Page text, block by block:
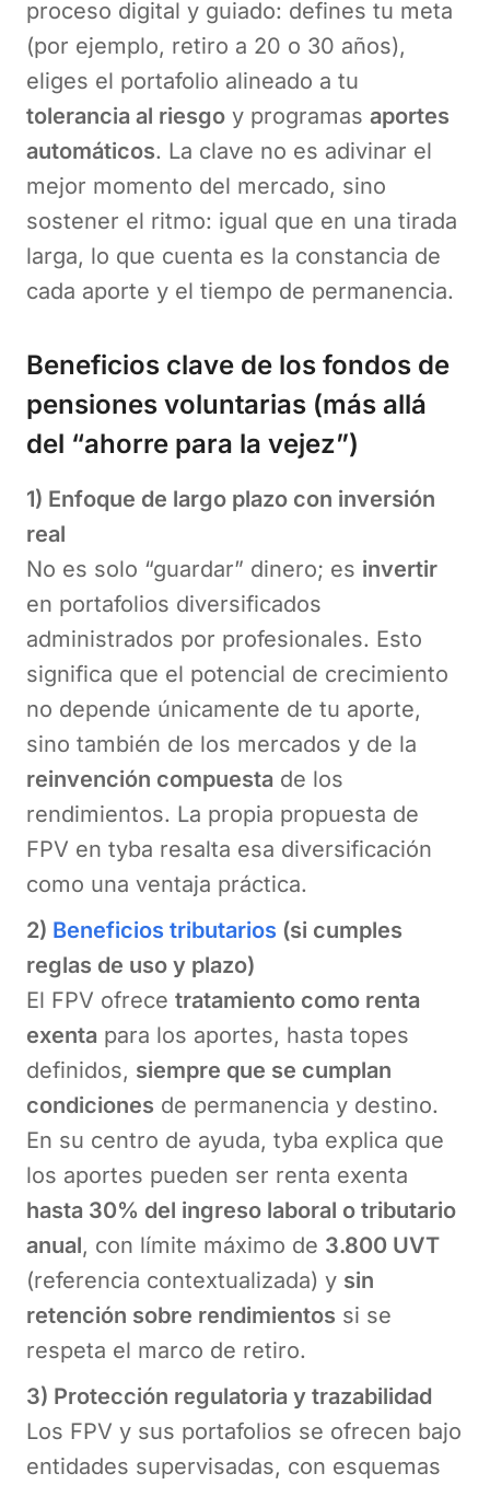
proceso digital y guiado: defines tu meta
(por ejemplo, retiro a 20 o 30 años),
eliges el portafolio alineado a tu
tolerancia al riesgo y programas aportes
automáticos. La clave no es adivinar el
mejor momento del mercado, sino
sostener el ritmo: igual que en una tirada
larga, lo que cuenta es la constancia de
cada aporte y el tiempo de permanencia.
Beneficios clave de los fondos de
pensiones voluntarias (más allá
del “ahorre para la vejez”)
1) Enfoque de largo plazo con inversión
real
No es solo “guardar” dinero; es invertir
en portafolios diversificados
administrados por profesionales. Esto
significa que el potencial de crecimiento
no depende únicamente de tu aporte,
sino también de los mercados y de la
reinvención compuesta de los
rendimientos. La propia propuesta de
FPV en tyba resalta esa diversificación
como una ventaja práctica.
2) Beneficios tributarios (si cumples
reglas de uso y plazo)
El FPV ofrece tratamiento como renta
exenta para los aportes, hasta topes
definidos, siempre que se cumplan
condiciones de permanencia y destino.
En su centro de ayuda, tyba explica que
los aportes pueden ser renta exenta
hasta 30% del ingreso laboral o tributario
anual, con límite máximo de 3.800 UVT
(referencia contextualizada) y sin
retención sobre rendimientos si se
respeta el marco de retiro.
3) Protección regulatoria y trazabilidad
Los FPV y sus portafolios se ofrecen bajo
entidades supervisadas, con esquemas